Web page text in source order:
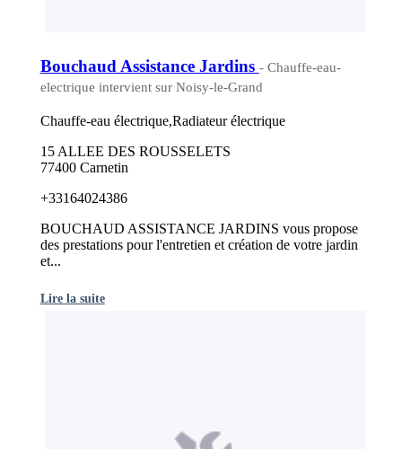
Bouchaud Assistance Jardins - Chauffe-eau-
electrique intervient sur Noisy-le-Grand
Chauffe-eau électrique,Radiateur électrique
15 ALLEE DES ROUSSELETS
77400 Carnetin
+33164024386
BOUCHAUD ASSISTANCE JARDINS vous propose
des prestations pour l'entretien et création de votre jardin
et...
Lire la suite